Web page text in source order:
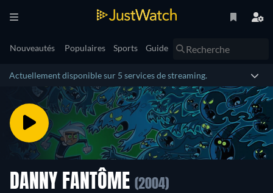
Nouveautés Populaires Sports Guide
Actuellement disponible sur 5 services de streaming.
DANNY FANTÔME (2004)